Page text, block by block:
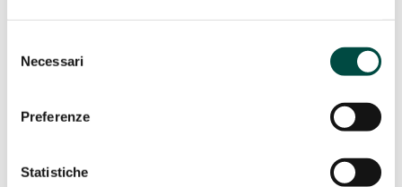
delNecessari
Preferenze
Statistiche
Scopri di più
Governance